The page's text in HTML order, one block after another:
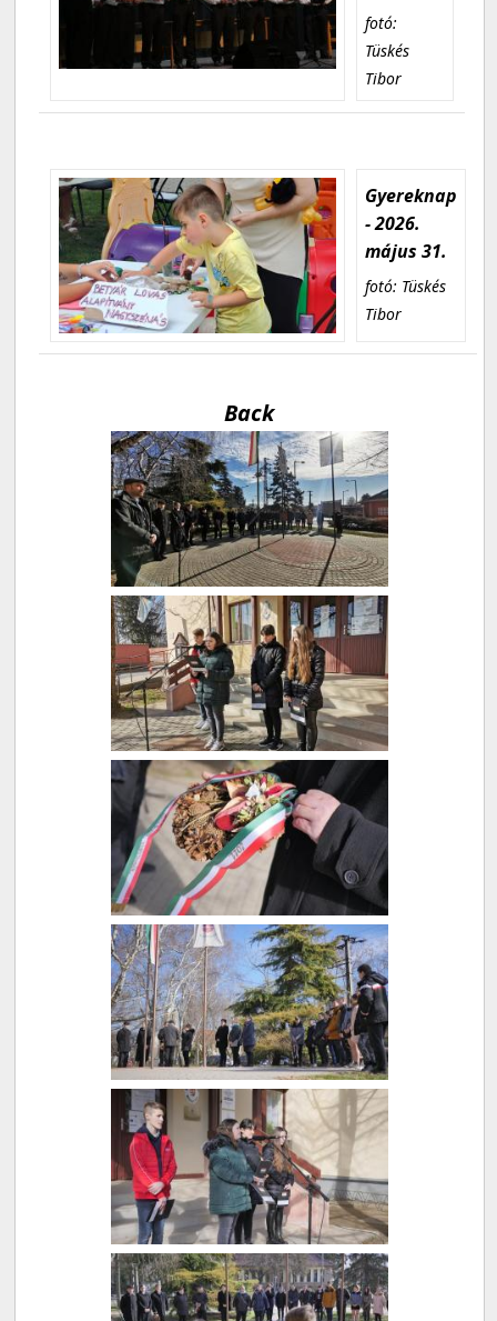
fotó:
Tüskés
Tibor
Gyereknap
- 2026.
május 31.
fotó: Tüskés
Tibor
Back